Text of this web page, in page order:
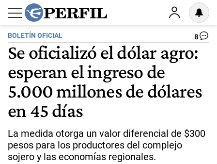
BOLETÍN OFICIAL 8
Se oficializó el dólar agro:
esperan el ingreso de
5.000 millones de dólares
en 45 días
La medida otorga un valor diferencial de $300
pesos para los productores del complejo
sojero y las economías regionales.